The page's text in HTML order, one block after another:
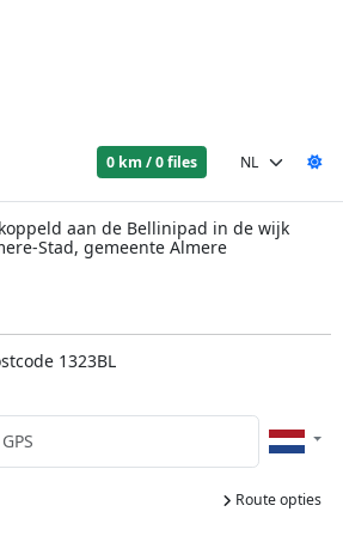
0 km / 0 files
aan de Bellinipad in de wijk
Stad, gemeente Almere
1323BL
Route opties